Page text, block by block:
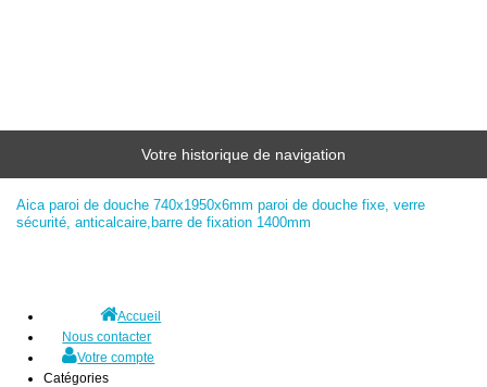
Votre historique de navigation
Aica paroi de douche 740x1950x6mm paroi de douche fixe, verre
sécurité, anticalcaire,barre de fixation 1400mm
Accueil
Nous contacter
Votre compte
Catégories